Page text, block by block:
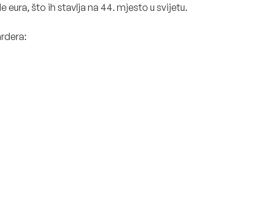
eura, što ih stavlja na 44. mjesto u svijetu.